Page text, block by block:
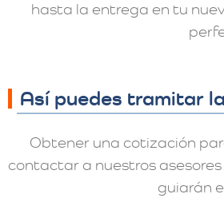
hasta la entrega en tu
Así puedes tramitar
Obtener una cotización
contactar a nuestros
guiarán